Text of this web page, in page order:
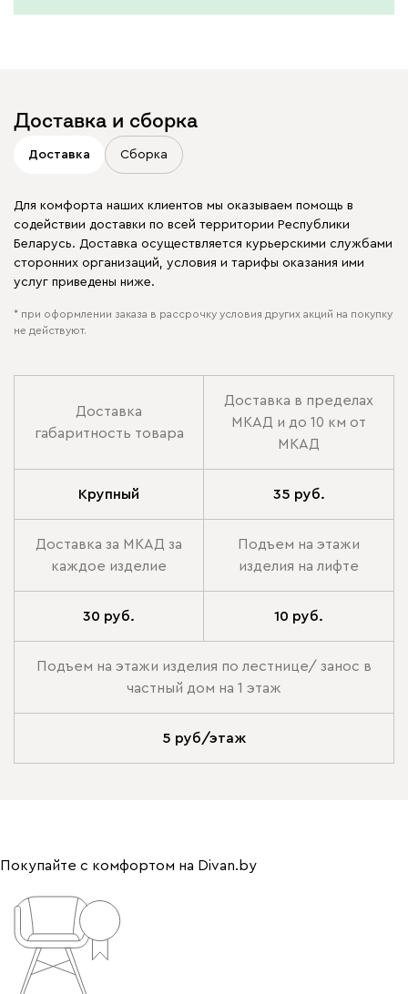
Доставка и сборка
Доставка Сборка
Для комфорта наших клиентов мы оказываем помощь в
содействии доставки по всей территории Республики
Беларусь. Доставка осуществляется курьерскими службами
сторонних организаций, условия и тарифы оказания ими
услуг приведены ниже.
* при оформлении заказа в рассрочку условия других акций на покупку
не действуют.
Доставка
габаритность товара
Доставка в пределах
МКАД и до 10 км от
МКАД
Крупный 35 руб.
Доставка за МКАД за
каждое изделие
Подъем на этажи
изделия на лифте
30 руб. 10 руб.
Подъем на этажи изделия по лестнице/ занос в
частный дом на 1 этаж
5 руб/этаж
Покупайте с комфортом на Divan.by